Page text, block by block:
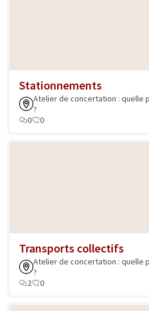
Stationnements
Atelier de concertation : quelle
?
0
0
Transports collectifs
Atelier de concertation : quelle
?
2
0